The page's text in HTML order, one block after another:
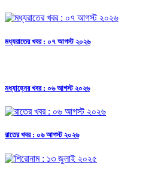
মধ্যরাতের খবর : ০৭ আগস্ট ২০২৬
মধ্যাহ্নের খবর : ০৬ আগস্ট ২০২৬
রাতের খবর : ০৬ আগস্ট ২০২৬